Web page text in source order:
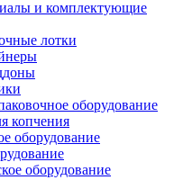
и комплектующие
лотки
оборудование
копчения
оборудование
оборудование